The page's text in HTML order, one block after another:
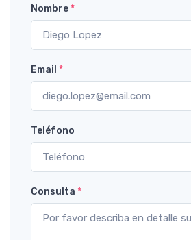
Nombre*
Email *
Teléfono
Consulta *